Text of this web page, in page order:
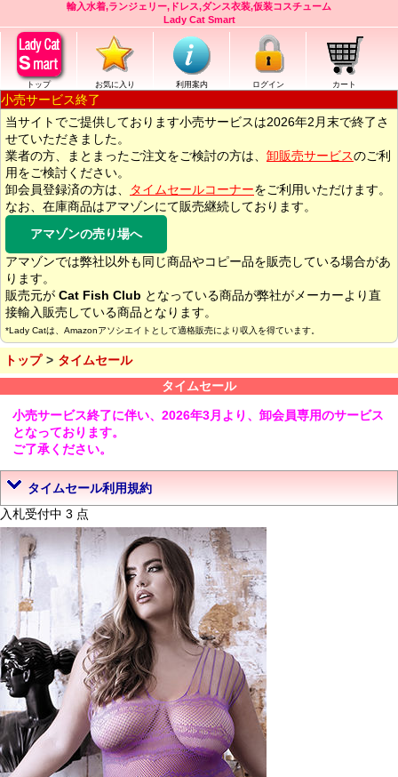
輸入水着,ランジェリー,ドレス,ダンス衣装,仮装コスチューム
Lady Cat Smart
トップ お気に入り 利用案内 ログイン カート
小売サービス終了
当サイトでご提供しております小売サービスは2026年2月末で終了さ
せていただきました。
業者の方、まとまったご注文をご検討の方は、 卸販売サービスのご利
用をご検討ください。
卸会員登録済の方は、
タイムセールコーナーをご利用いただけます。
なお、在庫商品はアマゾンにて販売継続しております。
アマゾンの売り場へ
アマゾンでは弊社以外も同じ商品やコピー品を販売している場合があ
ります。
販売元が Cat Fish Club となっている商品が弊社がメーカーより直
接輸入販売している商品となります。
*Lady Catは、Amazonアソシエイトとして適格販売により収入を得ています。
トップ
タイムセール
タイムセール
小売サービス終了に伴い、2026年3月より、卸会員専用のサービス
となっております。
ご了承ください。
タイムセール利用規約
入札受付中 3 点